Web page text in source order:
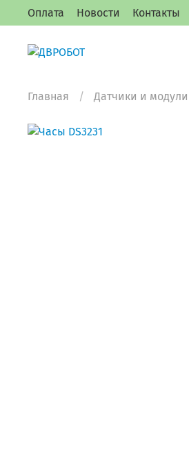
Оплата Новости Контакты
Главная Датчики и модули